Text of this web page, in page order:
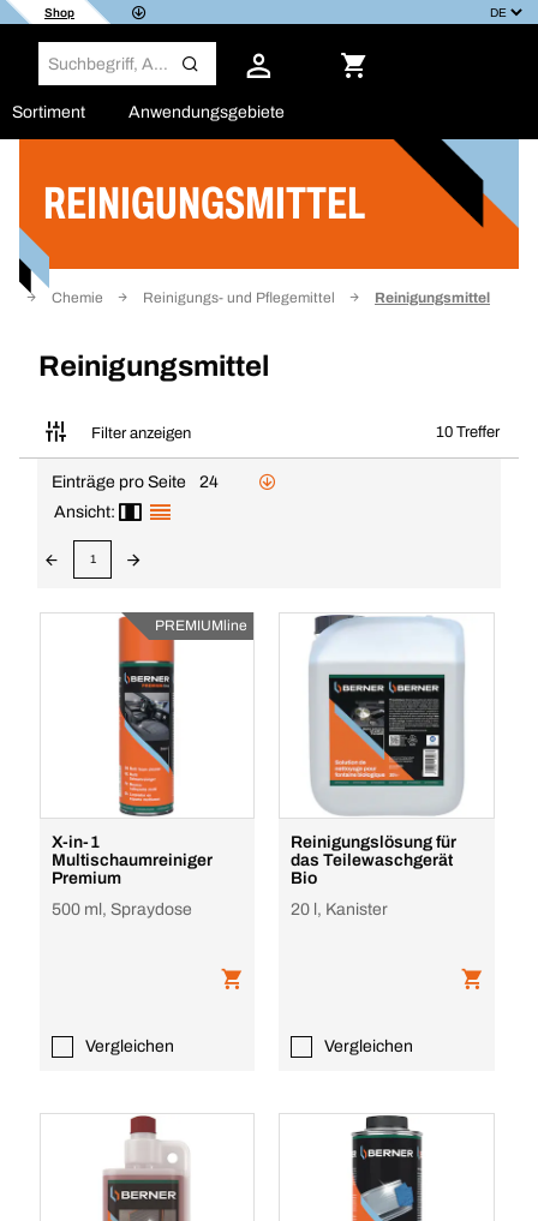
Shop
Sortiment Anwendungsgebiete
REINIGUNGSMITTEL
Chemie Reinigungs- und Pflegemittel Reinigungsmittel
Reinigungsmittel
Filter anzeigen 10 Treffer
Filter
Einträge pro Seite
24
Ansicht:
1
PREMIUMline
X-in-1
Multischaumreiniger
Premium
500 ml, Spraydose
Vergleichen
Reinigungslösung für
das Teilewaschgerät
Bio
20 l, Kanister
Vergleichen